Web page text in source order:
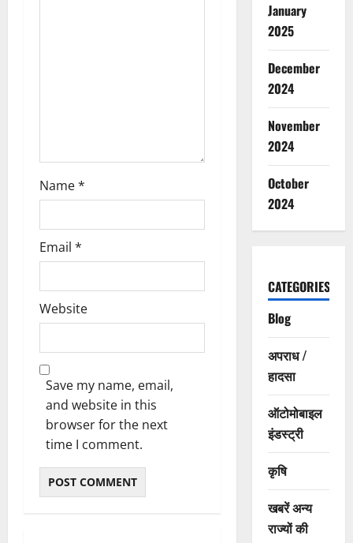
Name*
Email *
Website
Save my name, email,
and website in this
browser for the next
time I comment.
January
2025
December
2024
November
2024
October
2024
CATEGORIES
Blog
अपराध /
हादसा
ऑटोमोबाइल
इंडस्ट्री
कृषि
खबरें अन्य
राज्यों की